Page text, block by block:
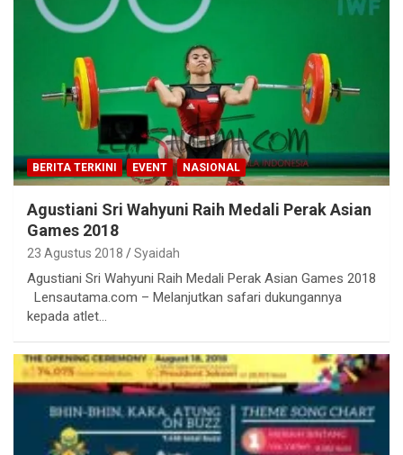
BERITA TERKINI EVENT NASIONAL
Agustiani Sri Wahyuni Raih Medali Perak Asian
Games 2018
23 Agustus 2018 Syaidah
Agustiani Sri Wahyuni Raih Medali Perak Asian Games 2018
Lensautama.com – Melanjutkan safari dukungannya
kepada atlet…